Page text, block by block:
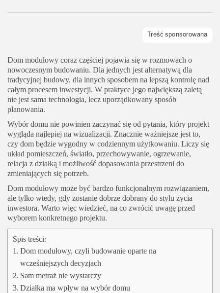
Dom modułowy coraz częściej pojawia się w rozmowach o
nowoczesnym budowaniu. Dla jednych jest alternatywą dla
tradycyjnej budowy, dla innych sposobem na lepszą kontrolę nad
całym procesem inwestycji. W praktyce jego największą zaletą
nie jest sama technologia, lecz uporządkowany sposób
planowania.
Wybór domu nie powinien zaczynać się od pytania, który projekt
wygląda najlepiej na wizualizacji. Znacznie ważniejsze jest to,
czy dom będzie wygodny w codziennym użytkowaniu. Liczy się
układ pomieszczeń, światło, przechowywanie, ogrzewanie,
relacja z działką i możliwość dopasowania przestrzeni do
zmieniających się potrzeb.
Dom modułowy może być bardzo funkcjonalnym rozwiązaniem,
ale tylko wtedy, gdy zostanie dobrze dobrany do stylu życia
inwestora. Warto więc wiedzieć, na co zwrócić uwagę przed
wyborem konkretnego projektu.
Spis treści:
Dom modułowy, czyli budowanie oparte na
wcześniejszych decyzjach
Sam metraż nie wystarczy
Działka ma wpływ na wybór domu